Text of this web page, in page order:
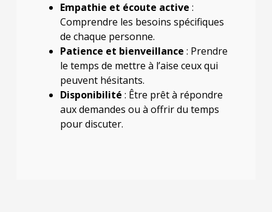
Empathie et écoute active :
Comprendre les besoins spécifiques
de chaque personne.
Patience et bienveillance : Prendre
le temps de mettre à l’aise ceux qui
peuvent hésitants.
Disponibilité : Être prêt à répondre
aux demandes ou à offrir du temps
pour discuter.